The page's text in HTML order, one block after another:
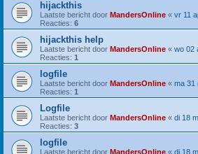
hijackthis
Laatste bericht door MandersOnline « vr 11
Reacties: 6
hijackthis help
Laatste bericht door MandersOnline « wo 02
Reacties: 1
logfile
Laatste bericht door MandersOnline « ma 31
Reacties: 1
Logfile
Laatste bericht door MandersOnline « di 18
Reacties: 3
logfile
Laatste bericht door MandersOnline « di 18